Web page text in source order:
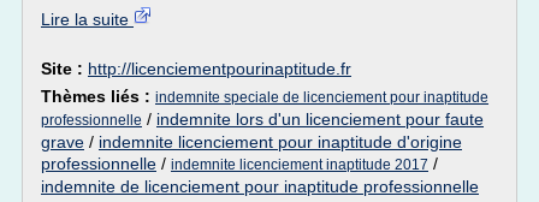
Lire la suite
Site : http://licenciementpourinaptitude.fr
Thèmes liés : indemnite speciale de licenciement pour inaptitude
professionnelle / indemnite lors d'un licenciement pour faute
grave / indemnite licenciement pour inaptitude d'origine
professionnelle / indemnite licenciement inaptitude 2017 /
indemnite de licenciement pour inaptitude professionnelle